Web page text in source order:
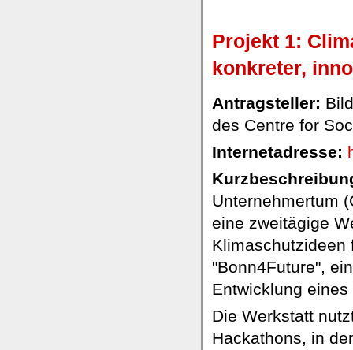
Projekt 1:
konkreter,
Antragsteller:
des Centre for
Internetadresse:
Unternehmertum
eine zweitägige
Klimaschutzideen
"Bonn4Future",
Entwicklung
Die Werkstatt
Hackathons, in